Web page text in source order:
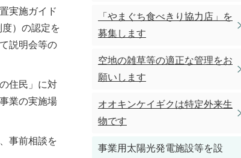
実施ガイド
）の認定を
説明会等の
住民」に対
業の実施場
事前相談を
「やまぐち食べきり協力店」を
募集します
空地の雑草等の適正な管理をお
願いします
オオキンケイギクは特定外来生
物です
事業用太陽光発電施設等を設